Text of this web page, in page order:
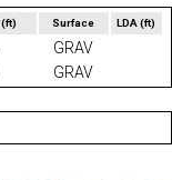
(ft) Surface LDA(ft)
GRAV
GRAV